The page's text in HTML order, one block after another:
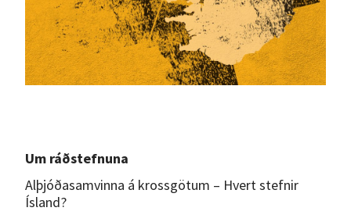
Um ráðstefnuna
Alþjóðasamvinna á krossgötum – Hvert stefnir
Ísland?